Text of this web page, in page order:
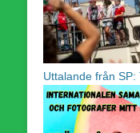
Uttalande från